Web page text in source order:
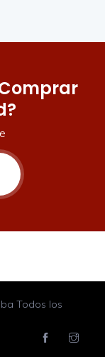
Todos los